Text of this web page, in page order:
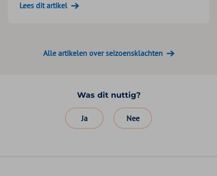
Lees dit artikel
Alle artikelen over seizoensklachten
Was dit nuttig?
Ja Nee